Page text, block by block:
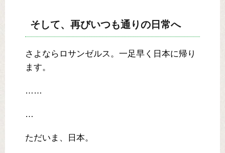
そして、再びいつも通りの日常へ
さよならロサンゼルス。一足早く日本に帰り
ます。
……
…
ただいま、日本。